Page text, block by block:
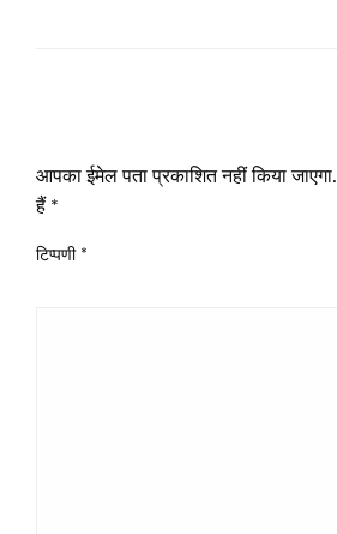
आपका ईमेल पता प्रकाशित नहीं किया जाएगा.
हैं *
टिप्पणी *